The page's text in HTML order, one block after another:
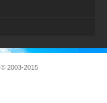
© 2003-2015